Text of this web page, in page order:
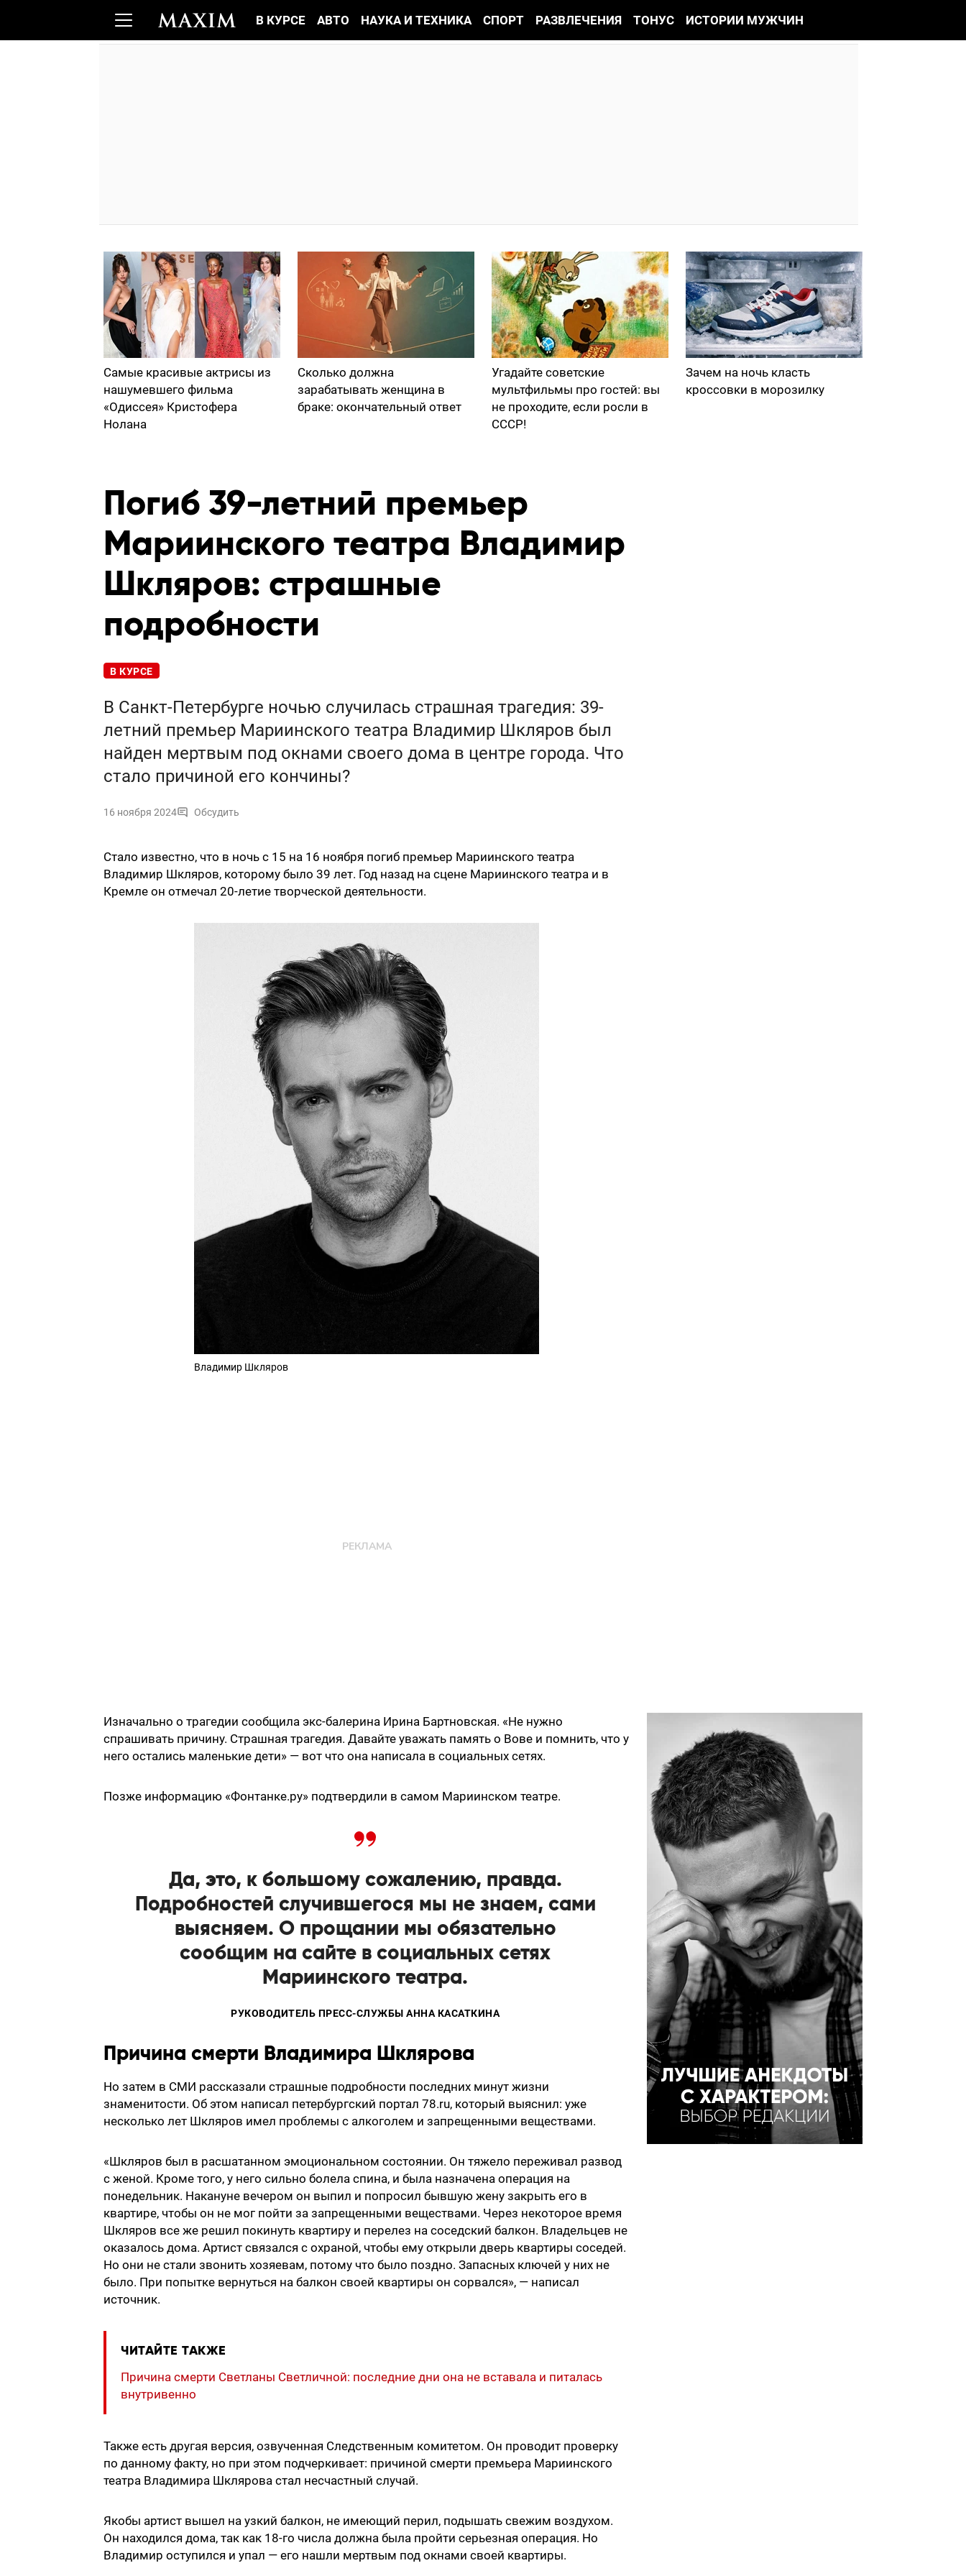
В КУРСЕ АВТО НАУКА И ТЕХНИКА СПОРТ РАЗВЛЕЧЕНИЯ ТОНУС ИСТОРИИ МУЖЧИН
Самые красивые актрисы из
нашумевшего фильма
«Одиссея» Кристофера
Нолана
Сколько должна
зарабатывать женщина в
браке: окончательный ответ
Угадайте советские
мультфильмы про гостей: вы
не проходите, если росли в
СССР!
Зачем на ночь класть
кроссовки в морозилку
Погиб 39-летний премьер
Мариинского театра Владимир
Шкляров: страшные
подробности
В КУРСЕ
В Санкт-Петербурге ночью случилась страшная трагедия: 39-
летний премьер Мариинского театра Владимир Шкляров был
найден мертвым под окнами своего дома в центре города. Что
стало причиной его кончины?
16 ноября 2024 Обсудить
Стало известно, что в ночь с 15 на 16 ноября погиб премьер Мариинского театра
Владимир Шкляров, которому было 39 лет. Год назад на сцене Мариинского театра и в
Кремле он отмечал 20-летие творческой деятельности.
Владимир Шкляров
Изначально о трагедии сообщила экс-балерина Ирина Бартновская. «Не нужно
спрашивать причину. Страшная трагедия. Давайте уважать память о Вове и помнить, что у
него остались маленькие дети» — вот что она написала в социальных сетях.
Позже информацию «Фонтанке.ру» подтвердили в самом Мариинском театре.
Да, это, к большому сожалению, правда.
Подробностей случившегося мы не знаем, сами
выясняем. О прощании мы обязательно
сообщим на сайте в социальных сетях
Мариинского театра.
РУКОВОДИТЕЛЬ ПРЕСС-СЛУЖБЫ АННА КАСАТКИНА
Причина смерти Владимира Шклярова
Но затем в СМИ рассказали страшные подробности последних минут жизни
знаменитости. Об этом написал петербургский портал 78.ru, который выяснил: уже
несколько лет Шкляров имел проблемы с алкоголем и запрещенными веществами.
«Шкляров был в расшатанном эмоциональном состоянии. Он тяжело переживал развод
с женой. Кроме того, у него сильно болела спина, и была назначена операция на
понедельник. Накануне вечером он выпил и попросил бывшую жену закрыть его в
квартире, чтобы он не мог пойти за запрещенными веществами. Через некоторое время
Шкляров все же решил покинуть квартиру и перелез на соседский балкон. Владельцев не
оказалось дома. Артист связался с охраной, чтобы ему открыли дверь квартиры соседей.
Но они не стали звонить хозяевам, потому что было поздно. Запасных ключей у них не
было. При попытке вернуться на балкон своей квартиры он сорвался», — написал
источник.
ЧИТАЙТЕ ТАКЖЕ
Причина смерти Светланы Светличной: последние дни она не вставала и питалась
внутривенно
Также есть другая версия, озвученная Следственным комитетом. Он проводит проверку
по данному факту, но при этом подчеркивает: причиной смерти премьера Мариинского
театра Владимира Шклярова стал несчастный случай.
Якобы артист вышел на узкий балкон, не имеющий перил, подышать свежим воздухом.
Он находился дома, так как 18-го числа должна была пройти серьезная операция. Но
Владимир оступился и упал — его нашли мертвым под окнами своей квартиры.